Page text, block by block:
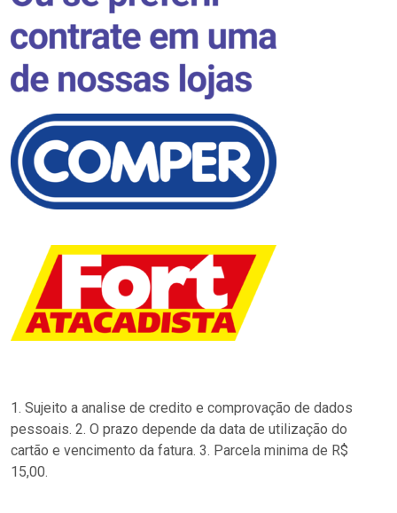
1. Sujeito a analise de credito e comprovação de dados
pessoais. 2. O prazo depende da data de utilização do
cartão e vencimento da fatura. 3. Parcela minima de R$
15,00.